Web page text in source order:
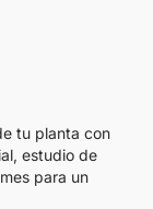
tu planta con
estudio de
para un